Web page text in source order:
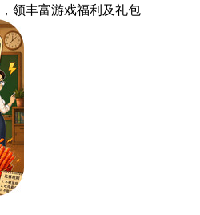
，领丰富游戏福利 及礼包